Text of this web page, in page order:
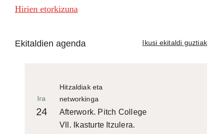
Hirien etorkizuna
Ekitaldien agenda Ikusi ekitaldi guztiak
Hitzaldiak eta
networkinga
Ira
24
Afterwork. Pitch College
VII. Ikasturte Itzulera.